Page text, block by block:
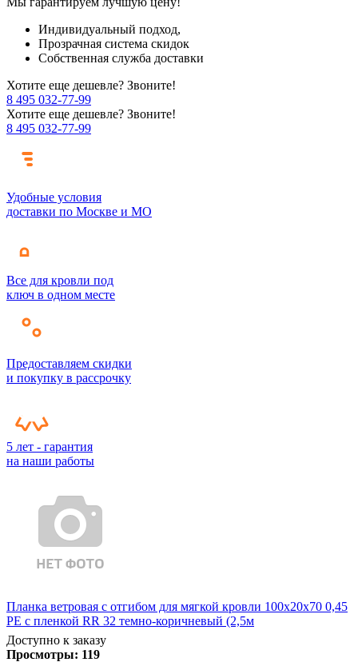
Индивидуальный подход,
Прозрачная система скидок
Собственная служба доставки
Хотите еще дешевле? Звоните!
8 495 032-77-99
Хотите еще дешевле? Звоните!
8 495 032-77-99
Удобные условия
доставки по Москве и МО
Все для кровли под
ключ в одном месте
Предоставляем скидки
и покупку в рассрочку
5 лет - гарантия
на наши работы
Планка ветровая с отгибом для мягкой кровли 100х20х70 0,45
PE с пленкой RR 32 темно-коричневый (2,5м
Доступно к заказу
Просмотры: 119